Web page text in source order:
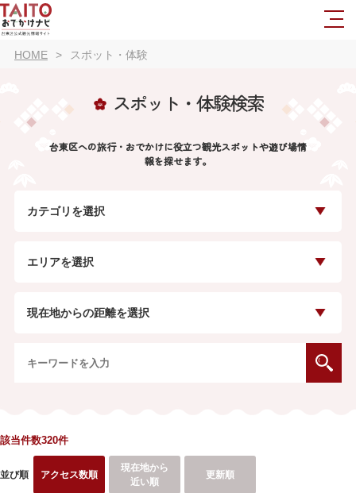
HOME スポット・体験
スポット・体験検索
台東区への旅行・おでかけに役立つ観光スポットや遊び場情
報を探せます。
カテゴリを選択
エリアを選択
現在地からの距離を選択
該当件数320件
並び順 アクセス数順
現在地から
近い順
更新順